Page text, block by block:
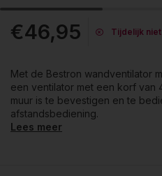
€46,95 Tijdelijk
Met de Bestron wandventilator
een ventilator met een korf van
muur is te bevestigen en te
afstandsbediening.
Lees meer